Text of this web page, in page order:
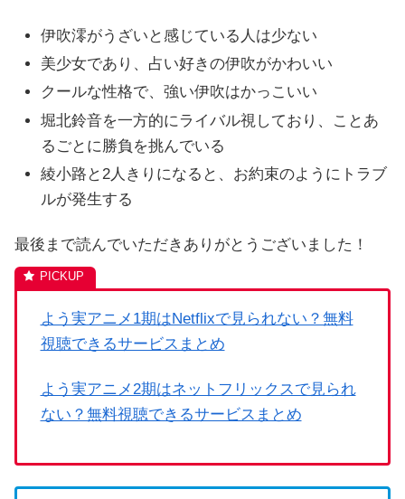
伊吹澪がうざいと感じている人は少ない
美少女であり、占い好きの伊吹がかわいい
クールな性格で、強い伊吹はかっこいい
堀北鈴音を一方的にライバル視しており、ことあ
るごとに勝負を挑んでいる
綾小路と2人きりになると、お約束のようにトラブ
ルが発生する
最後まで読んでいただきありがとうございました！
よう実アニメ1期はNetflixで見られない？無料
視聴できるサービスまとめ
よう実アニメ2期はネットフリックスで見られ
ない？無料視聴できるサービスまとめ